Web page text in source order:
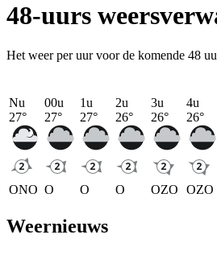
48-uurs
Het weer per uur voor de komende 48
Nu
27°
ONO
00u
27°
O
1u
27°
O
2u
26°
O
3u
26°
OZO
4u
26°
OZO
Weernieuws